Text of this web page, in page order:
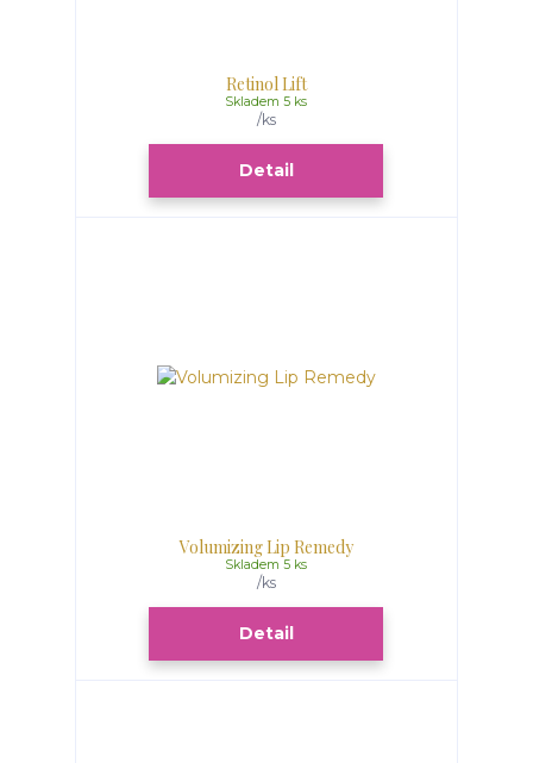
Retinol Lift
/ks
Skladem 5 ks
Detail
Volumizing Lip Remedy
/ks
Skladem 5 ks
Detail